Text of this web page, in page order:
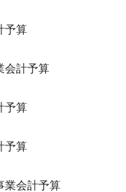
予算
会計予算
予算
予算
業会計予算